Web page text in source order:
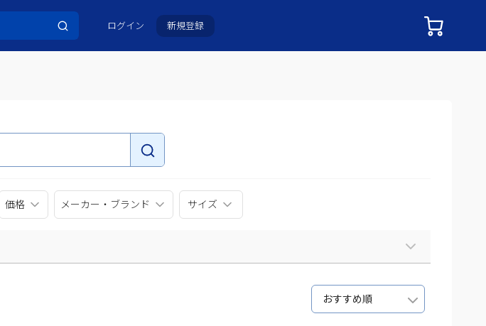
ログイン 新規登録
価格 メーカー・ブランド サイズ
おすすめ順